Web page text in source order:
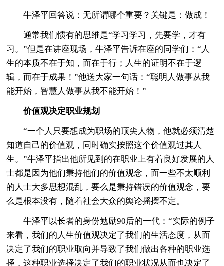
牛泽平回答说：无所谓哪个重要？关键是：做成！
通常我们惯有的思维是“学习学习，先要学，才有
习。”但是在讲座现场，牛泽平告诉在座的同学们：“人
生的本质不在于知，而在于行；人生的证明不在于逻
辑，而在于成果！”他送大家一句话：“聪明人做事从我
能开始，智慧人做事从我不能开始！”
价值观决定职业规划
“一个人只要想成为职场的顶尖人物，他就必须清楚
知道自己的价值观，同时确实按照这个价值观过其人
生。”牛泽平指出他所见到的在职业上有着良好发展的人
士都是因为他们秉持他们的价值观念，而一些不太顺利
的人士大多思想混乱，要么是秉持错误的价值观念，要
么是根本没有，随着社会大众的舆论摇摆不定。
牛泽平以长者的身份勉励90后的一代：“实际的例子
来看，我们的人生价值观决定了我们的生活态度，从而
决定了我们的职业取向并导致了我们做出各种的职业选
择，这种职业选择决定了我们的职业状况从而也决定了